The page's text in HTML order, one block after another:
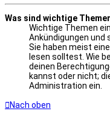
Was sind wichtige
Wichtige Themen
Ankündigungen und
Sie haben meist
lesen solltest. Wie
deinen
kannst oder nicht;
Administration ein.
Nach oben